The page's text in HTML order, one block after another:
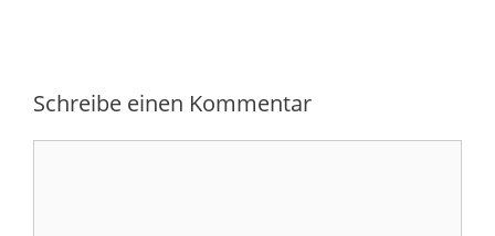
Schreibe einen Kommentar